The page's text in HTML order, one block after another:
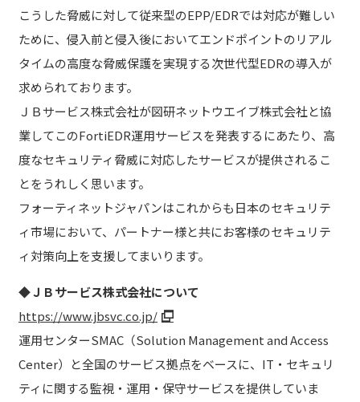
こうした脅威に対して従来型のEPP/EDRでは対応が難しい
ために、侵入前と侵入後においてエンドポイントのリアル
タイムの高度な脅威保護を実現する次世代型EDRの導入が
求められております。
ＪＢサービス株式会社が図研ネットウエイブ株式会社と協
業してこのFortiEDR運用サービスを発表するにあたり、高
度なセキュリティ脅威に対応したサービスが提供されるこ
とをうれしく思います。
フォーティネットジャパンはこれからも日本のセキュリテ
ィ市場において、パートナー様と共にお客様のセキュリテ
ィ対策向上を支援してまいります。
◆ＪＢサービス株式会社について
https://www.jbsvc.co.jp/
運用センターSMAC（Solution Management and Access
Center）と全国のサービス拠点をベースに、IT・セキュリ
ティに関する監視・運用・保守サービスを提供していま